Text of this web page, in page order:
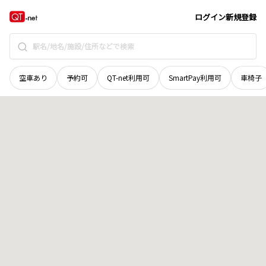
ログイン新規登録
空車あり 予約可 QT-net利用可 SmartPay利用可 車椅子
北海道